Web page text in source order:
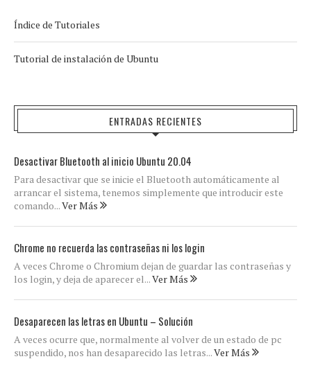
Índice de Tutoriales
Tutorial de instalación de Ubuntu
ENTRADAS RECIENTES
Desactivar Bluetooth al inicio Ubuntu 20.04
Para desactivar que se inicie el Bluetooth automáticamente al
arrancar el sistema, tenemos simplemente que introducir este
comando...Ver Más
Chrome no recuerda las contraseñas ni los login
A veces Chrome o Chromium dejan de guardar las contraseñas y
los login, y deja de aparecer el...Ver Más
Desaparecen las letras en Ubuntu – Solución
A veces ocurre que, normalmente al volver de un estado de pc
suspendido, nos han desaparecido las letras...Ver Más